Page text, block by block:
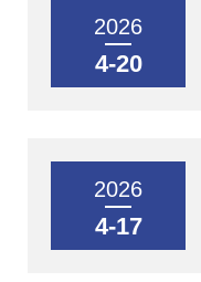
2026
4-20
2026
4-17